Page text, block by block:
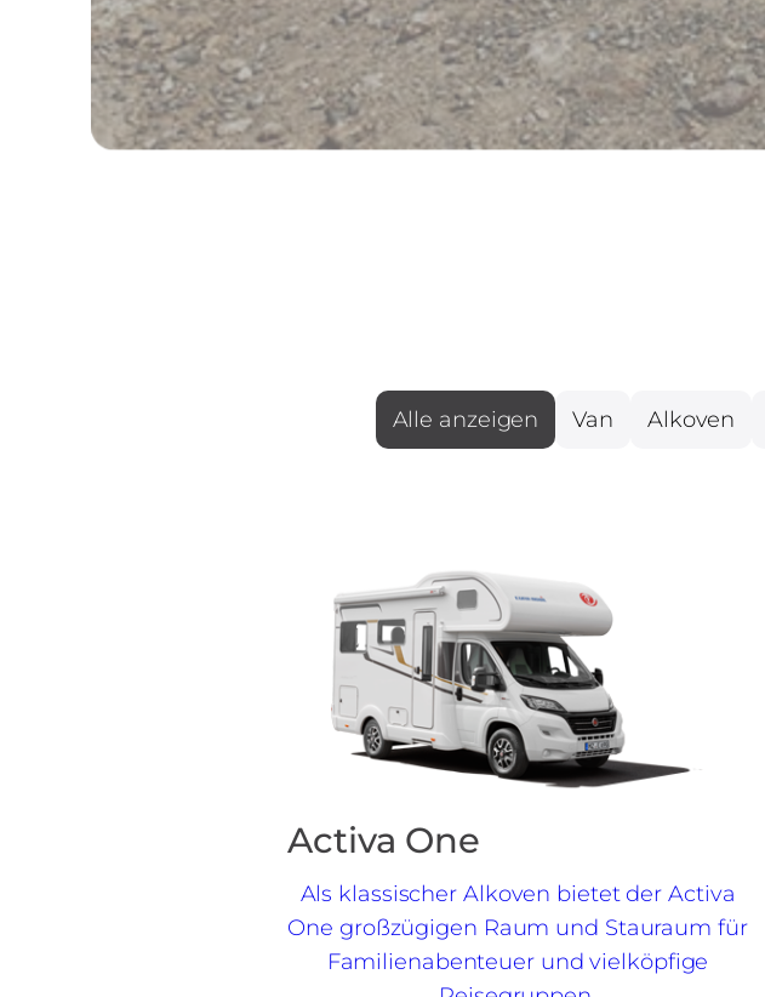
Alle anzeigen Van Alkoven
Activa One
Als klassischer Alkoven bietet der Activa
One großzügigen Raum und Stauraum für
Familienabenteuer und vielköpfige